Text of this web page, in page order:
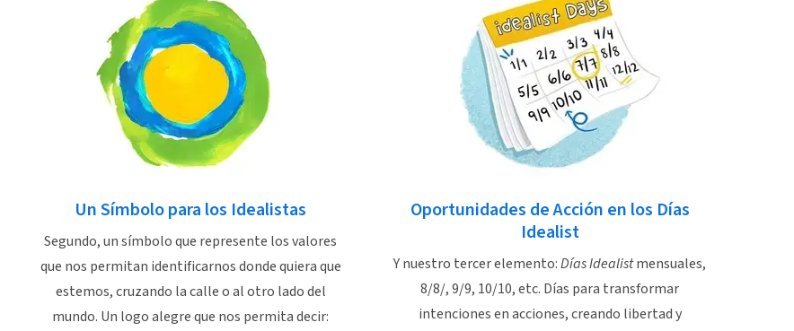
Un Símbolo para los Idealistas
Segundo, un símbolo que represente los valores
que nos permitan identificarnos donde quiera que
estemos, cruzando la calle o al otro lado del
mundo. Un logo alegre que nos permita decir:
Oportunidades de Acción en los Días
Idealist
Y nuestro tercer elemento:Días Idealistmensuales,
8/8/, 9/9, 10/10, etc. Días para transformar
intenciones en acciones, creando libertad y